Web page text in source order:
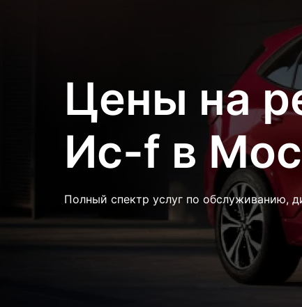
Цены на
Ис-f в
Полный спектр услуг по обслуживанию,